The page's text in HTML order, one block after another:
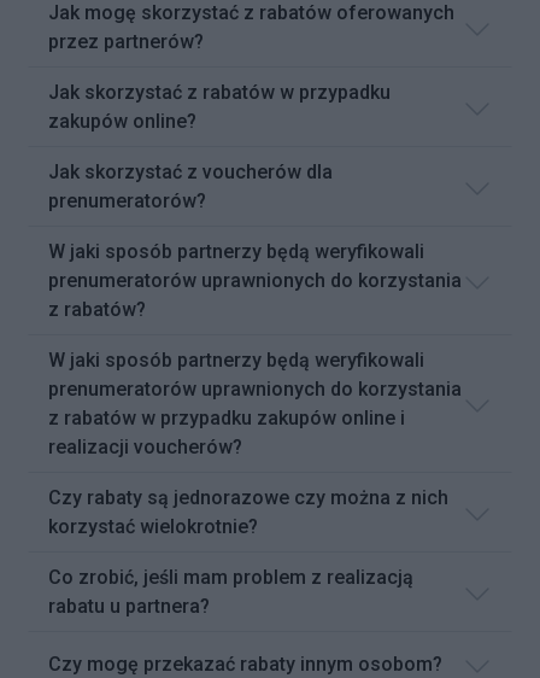
Jak mogę skorzystać z rabatów oferowanych
przez partnerów?
Jak skorzystać z rabatów w przypadku
zakupów online?
Jak skorzystać z voucherów dla
prenumeratorów?
W jaki sposób partnerzy będą weryfikowali
prenumeratorów uprawnionych do korzystania
z rabatów?
W jaki sposób partnerzy będą weryfikowali
prenumeratorów uprawnionych do korzystania
z rabatów w przypadku zakupów online i
realizacji voucherów?
Czy rabaty są jednorazowe czy można z nich
korzystać wielokrotnie?
Co zrobić, jeśli mam problem z realizacją
rabatu u partnera?
Czy mogę przekazać rabaty innym osobom?